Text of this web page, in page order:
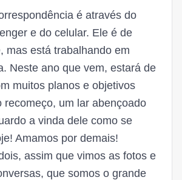
é através do
e do celular. Ele é de
mas está trabalhando em
Neste ano que vem, estará de
muitos planos e objetivos
recomeço, um lar abençoado
a vinda dele como se
Amamos por demais!
assim que vimos as fotos e
que somos o grande